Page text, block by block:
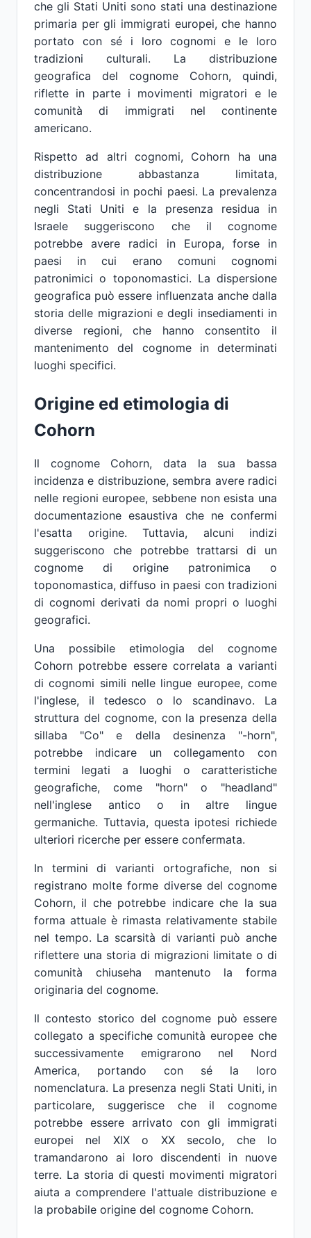
che gli Stati Uniti sono stati una destinazione
primaria per gli immigrati europei, che hanno
portato con sé i loro cognomi e le loro
tradizioni culturali. La distribuzione
geografica del cognome Cohorn, quindi,
riflette in parte i movimenti migratori e le
comunità di immigrati nel continente
americano.
Rispetto ad altri cognomi, Cohorn ha una
distribuzione abbastanza limitata,
concentrandosi in pochi paesi. La prevalenza
negli Stati Uniti e la presenza residua in
Israele suggeriscono che il cognome
potrebbe avere radici in Europa, forse in
paesi in cui erano comuni cognomi
patronimici o toponomastici. La dispersione
geografica può essere influenzata anche dalla
storia delle migrazioni e degli insediamenti in
diverse regioni, che hanno consentito il
mantenimento del cognome in determinati
luoghi specifici.
Origine ed etimologia di
Cohorn
Il cognome Cohorn, data la sua bassa
incidenza e distribuzione, sembra avere radici
nelle regioni europee, sebbene non esista una
documentazione esaustiva che ne confermi
l'esatta origine. Tuttavia, alcuni indizi
suggeriscono che potrebbe trattarsi di un
cognome di origine patronimica o
toponomastica, diffuso in paesi con tradizioni
di cognomi derivati da nomi propri o luoghi
geografici.
Una possibile etimologia del cognome
Cohorn potrebbe essere correlata a varianti
di cognomi simili nelle lingue europee, come
l'inglese, il tedesco o lo scandinavo. La
struttura del cognome, con la presenza della
sillaba "Co" e della desinenza "-horn",
potrebbe indicare un collegamento con
termini legati a luoghi o caratteristiche
geografiche, come "horn" o "headland"
nell'inglese antico o in altre lingue
germaniche. Tuttavia, questa ipotesi richiede
ulteriori ricerche per essere confermata.
In termini di varianti ortografiche, non si
registrano molte forme diverse del cognome
Cohorn, il che potrebbe indicare che la sua
forma attuale è rimasta relativamente stabile
nel tempo. La scarsità di varianti può anche
riflettere una storia di migrazioni limitate o di
comunità chiuseha mantenuto la forma
originaria del cognome.
Il contesto storico del cognome può essere
collegato a specifiche comunità europee che
successivamente emigrarono nel Nord
America, portando con sé la loro
nomenclatura. La presenza negli Stati Uniti, in
particolare, suggerisce che il cognome
potrebbe essere arrivato con gli immigrati
europei nel XIX o XX secolo, che lo
tramandarono ai loro discendenti in nuove
terre. La storia di questi movimenti migratori
aiuta a comprendere l'attuale distribuzione e
la probabile origine del cognome Cohorn.